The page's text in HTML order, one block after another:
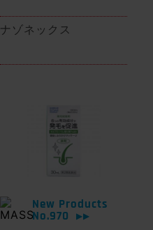
ナゾネックス
New Products
No.970
▶▶